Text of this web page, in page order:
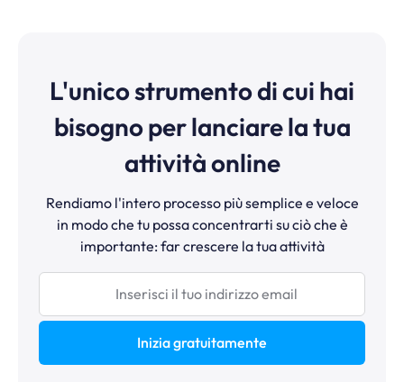
L'unico strumento di cui hai
bisogno per lanciare la tua
attività online
Rendiamo l'intero processo più semplice e veloce
in modo che tu possa concentrarti su ciò che è
importante: far crescere la tua attività
Inizia gratuitamente